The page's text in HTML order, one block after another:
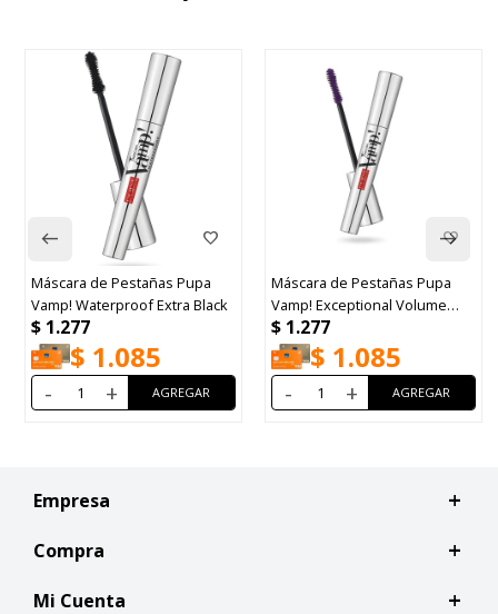
Máscara de Pestañas Pupa
Vamp! Waterproof Extra Black
$ 1.277
$ 1.085
- +
Máscara de Pestañas Pupa
Vamp! Exceptional Volume
Violet
$ 1.277
$ 1.085
- +
Empresa
Compra
Mi Cuenta